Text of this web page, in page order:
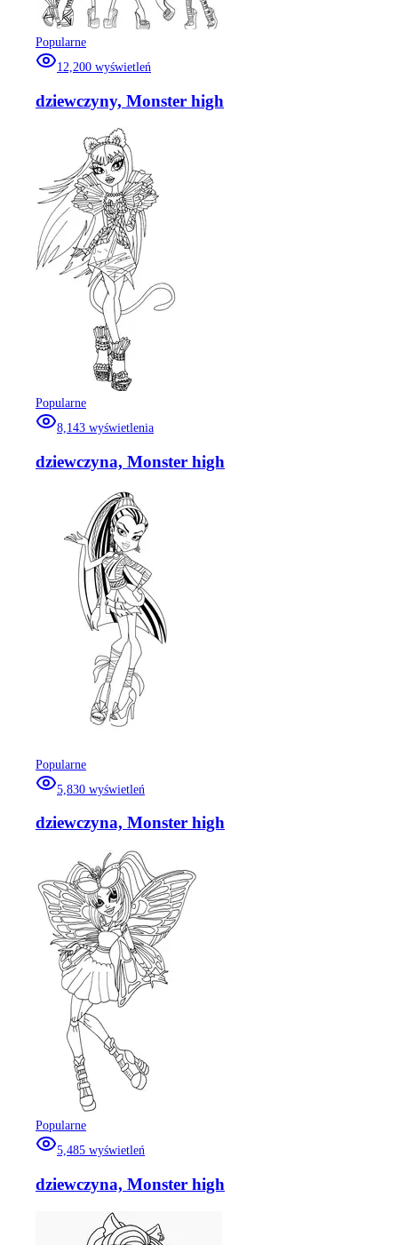
Popularne
12,200 wyświetleń
dziewczyny, Monster high
Popularne
8,143 wyświetlenia
dziewczyna, Monster high
Popularne
5,830 wyświetleń
dziewczyna, Monster high
Popularne
5,485 wyświetleń
dziewczyna, Monster high